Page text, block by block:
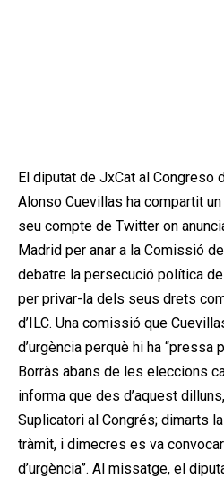
El diputat de JxCat al Congreso
Alonso Cuevillas ha compartit
seu compte de Twitter on
Madrid per anar a la Comissió
debatre la persecució política de
per privar-la dels seus drets
d’ILC. Una comissió que
d’urgència perquè hi ha “pressa
Borràs abans de les eleccions
informa que des d’aquest
Suplicatori al Congrés; dimarts
tràmit, i dimecres es va
d’urgència”. Al missatge, el